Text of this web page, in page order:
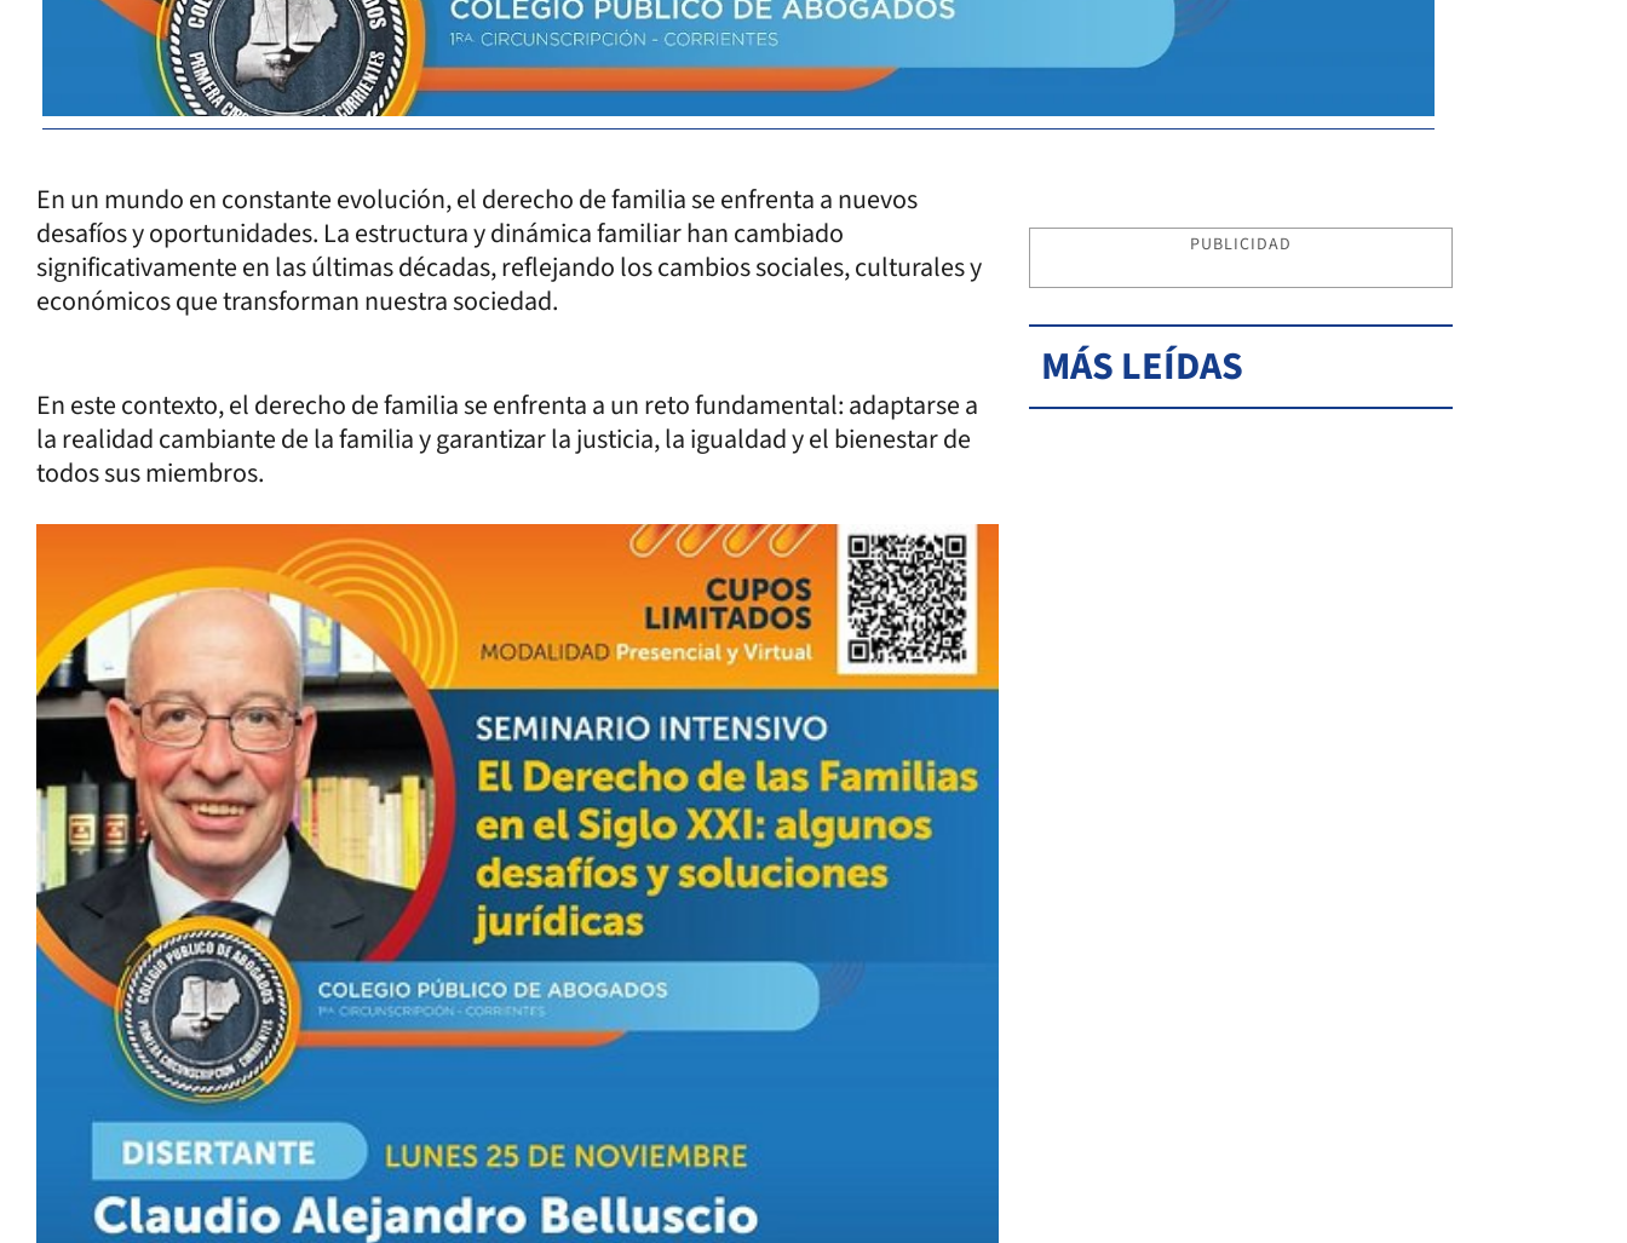
En un mundo en constante evolución, el derecho de familia se enfrenta a nuevos
desafíos y oportunidades. La estructura y dinámica familiar han cambiado
significativamente en las últimas décadas, reflejando los cambios sociales, culturales y
económicos que transforman nuestra sociedad.
En este contexto, el derecho de familia se enfrenta a un reto fundamental: adaptarse a
la realidad cambiante de la familia y garantizar la justicia, la igualdad y el bienestar de
todos sus miembros.
PUBLICIDAD
MÁS LEÍDAS